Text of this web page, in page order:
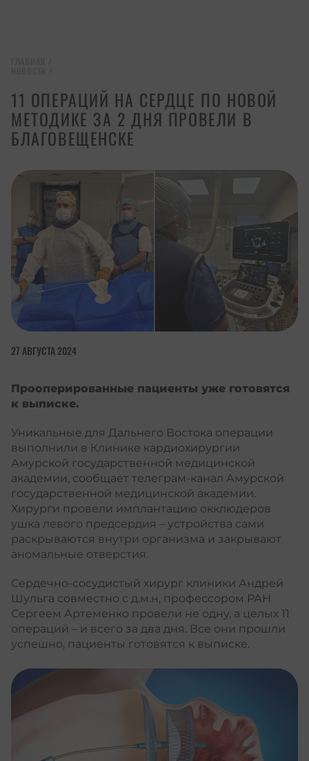
11 ОПЕРАЦИЙ НА СЕРДЦЕ ПО НОВОЙ
МЕТОДИКЕ ЗА 2 ДНЯ ПРОВЕЛИ В
БЛАГОВЕЩЕНСКЕ
27 АВГУСТА 2024
Прооперированные пациенты уже готовятся
к выписке.
Уникальные для Дальнего Востока операции
выполнили в Клинике кардиохирургии
Амурской государственной медицинской
академии, сообщает телеграм-канал Амурской
государственной медицинской академии.
Хирурги провели имплантацию окклюдеров
ушка левого предсердия – устройства сами
раскрываются внутри организма и закрывают
аномальные отверстия.
Сердечно-сосудистый хирург клиники Андрей
Шульга совместно с д.м.н, профессором РАН
Сергеем Артеменко провели не одну, а целых 11
операций – и всего за два дня. Все они прошли
успешно, пациенты готовятся к выписке.